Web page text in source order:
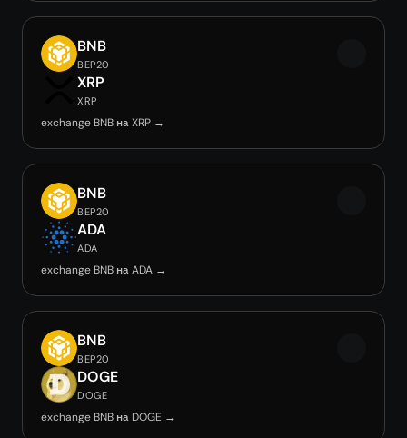
BNB
BEP20
XRP
XRP
exchange BNB на XRP →
BNB
BEP20
ADA
ADA
exchange BNB на ADA →
BNB
BEP20
DOGE
DOGE
exchange BNB на DOGE →